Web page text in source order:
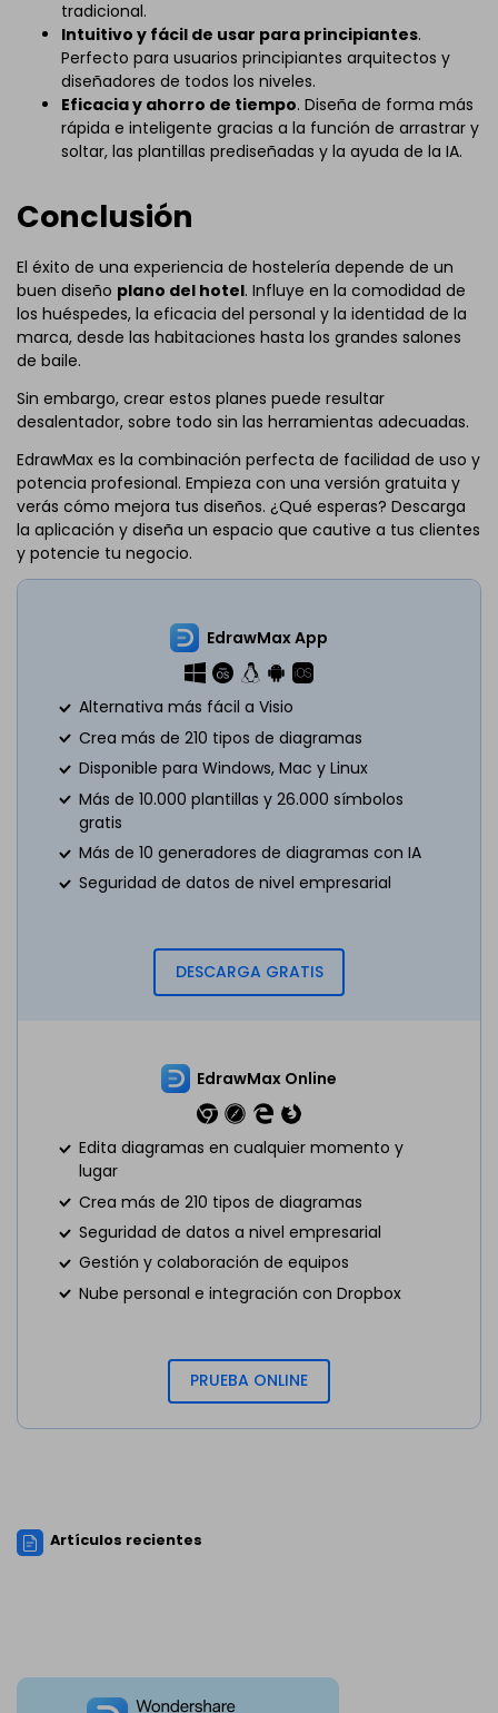
tradicional.
Intuitivo y fácil de usar para principiantes.
Perfecto para usuarios principiantes arquitectos y
diseñadores de todos los niveles.
Eficacia y ahorro de tiempo. Diseña de forma más
rápida e inteligente gracias a la función de arrastrar y
soltar, las plantillas prediseñadas y la ayuda de la IA.
Conclusión
El éxito de una experiencia de hostelería depende de un
buen diseño plano del hotel. Influye en la comodidad de
los huéspedes, la eficacia del personal y la identidad de la
marca, desde las habitaciones hasta los grandes salones
de baile.
Sin embargo, crear estos planes puede resultar
desalentador, sobre todo sin las herramientas adecuadas.
EdrawMax es la combinación perfecta de facilidad de uso y
potencia profesional. Empieza con una versión gratuita y
verás cómo mejora tus diseños. ¿Qué esperas? Descarga
la aplicación y diseña un espacio que cautive a tus clientes
y potencie tu negocio.
EdrawMax App
Alternativa más fácil a Visio
Crea más de 210 tipos de diagramas
Disponible para Windows, Mac y Linux
Más de 10.000 plantillas y 26.000 símbolos
gratis
Más de 10 generadores de diagramas con IA
Seguridad de datos de nivel empresarial
DESCARGA GRATIS
EdrawMax Online
Edita diagramas en cualquier momento y
lugar
Crea más de 210 tipos de diagramas
Seguridad de datos a nivel empresarial
Gestión y colaboración de equipos
Nube personal e integración con Dropbox
PRUEBA ONLINE
Artículos recientes